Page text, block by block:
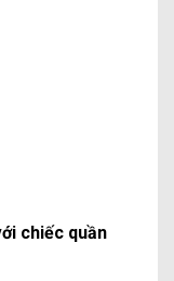
chiếc quần